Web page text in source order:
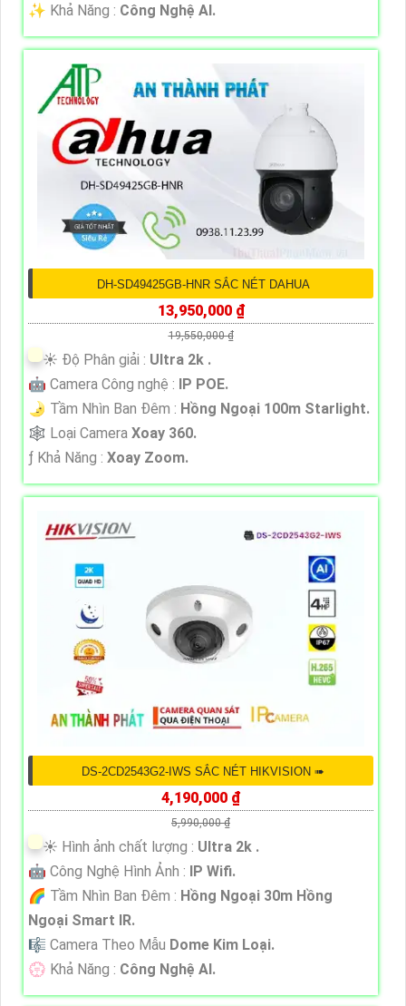
️✨ Khả Năng : Công Nghệ AI.
DH-SD49425GB-HNR SẮC NÉT DAHUA
13,950,000 ₫
19,550,000 ₫
☀️ Độ Phân giải : Ultra 2k .
🤖️ Camera Công nghệ :
IP POE.
🌛 Tầm Nhìn Ban Đêm : Hồng Ngoại 100m Starlight.
🕸️ Loại Camera Xoay 360.
️ƒ Khả Năng : Xoay Zoom.
DS-2CD2543G2-IWS SẮC NÉT HIKVISION ➠
4,190,000 ₫
5,990,000 ₫
☀️ Hình ảnh chất lượng : Ultra 2k .
🤖️ Công Nghệ Hình Ảnh :
IP Wifi.
🌈 Tầm Nhìn Ban Đêm : Hồng Ngoại 30m Hồng
Ngoại Smart IR.
🎼️ Camera Theo Mẫu Dome Kim Loại.
️💮 Khả Năng : Công Nghệ AI.